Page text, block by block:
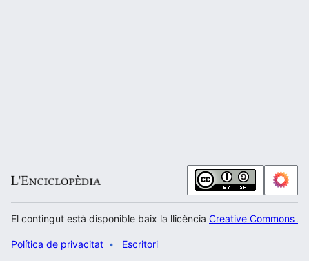
El contingut està disponible baix la llicència Creative Commons
Política de privacitat Escritori